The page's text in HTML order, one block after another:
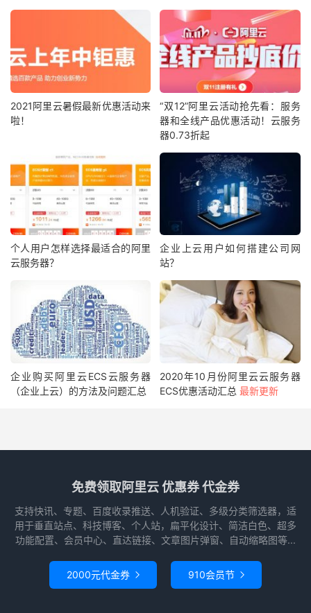
2021阿里云暑假最新优惠活动来
啦！
“双12”阿里云活动抢先看：服务
器和全线产品优惠活动！云服务
器0.73折起
个人用户怎样选择最适合的阿里
云服务器？
企业上云用户如何搭建公司网
站？
企业购买阿里云ECS云服务器
（企业上云）的方法及问题汇总
2020年10月份阿里云云服务器
ECS优惠活动汇总最新更新
免费领取阿里云 优惠券 代金券
支持快讯、专题、百度收录推送、人机验证、多级分类筛选器，适
用于垂直站点、科技博客、个人站，扁平化设计、简洁白色、超多
功能配置、会员中心、直达链接、文章图片弹窗、自动缩略图等...
2000元代金券  910会员节 